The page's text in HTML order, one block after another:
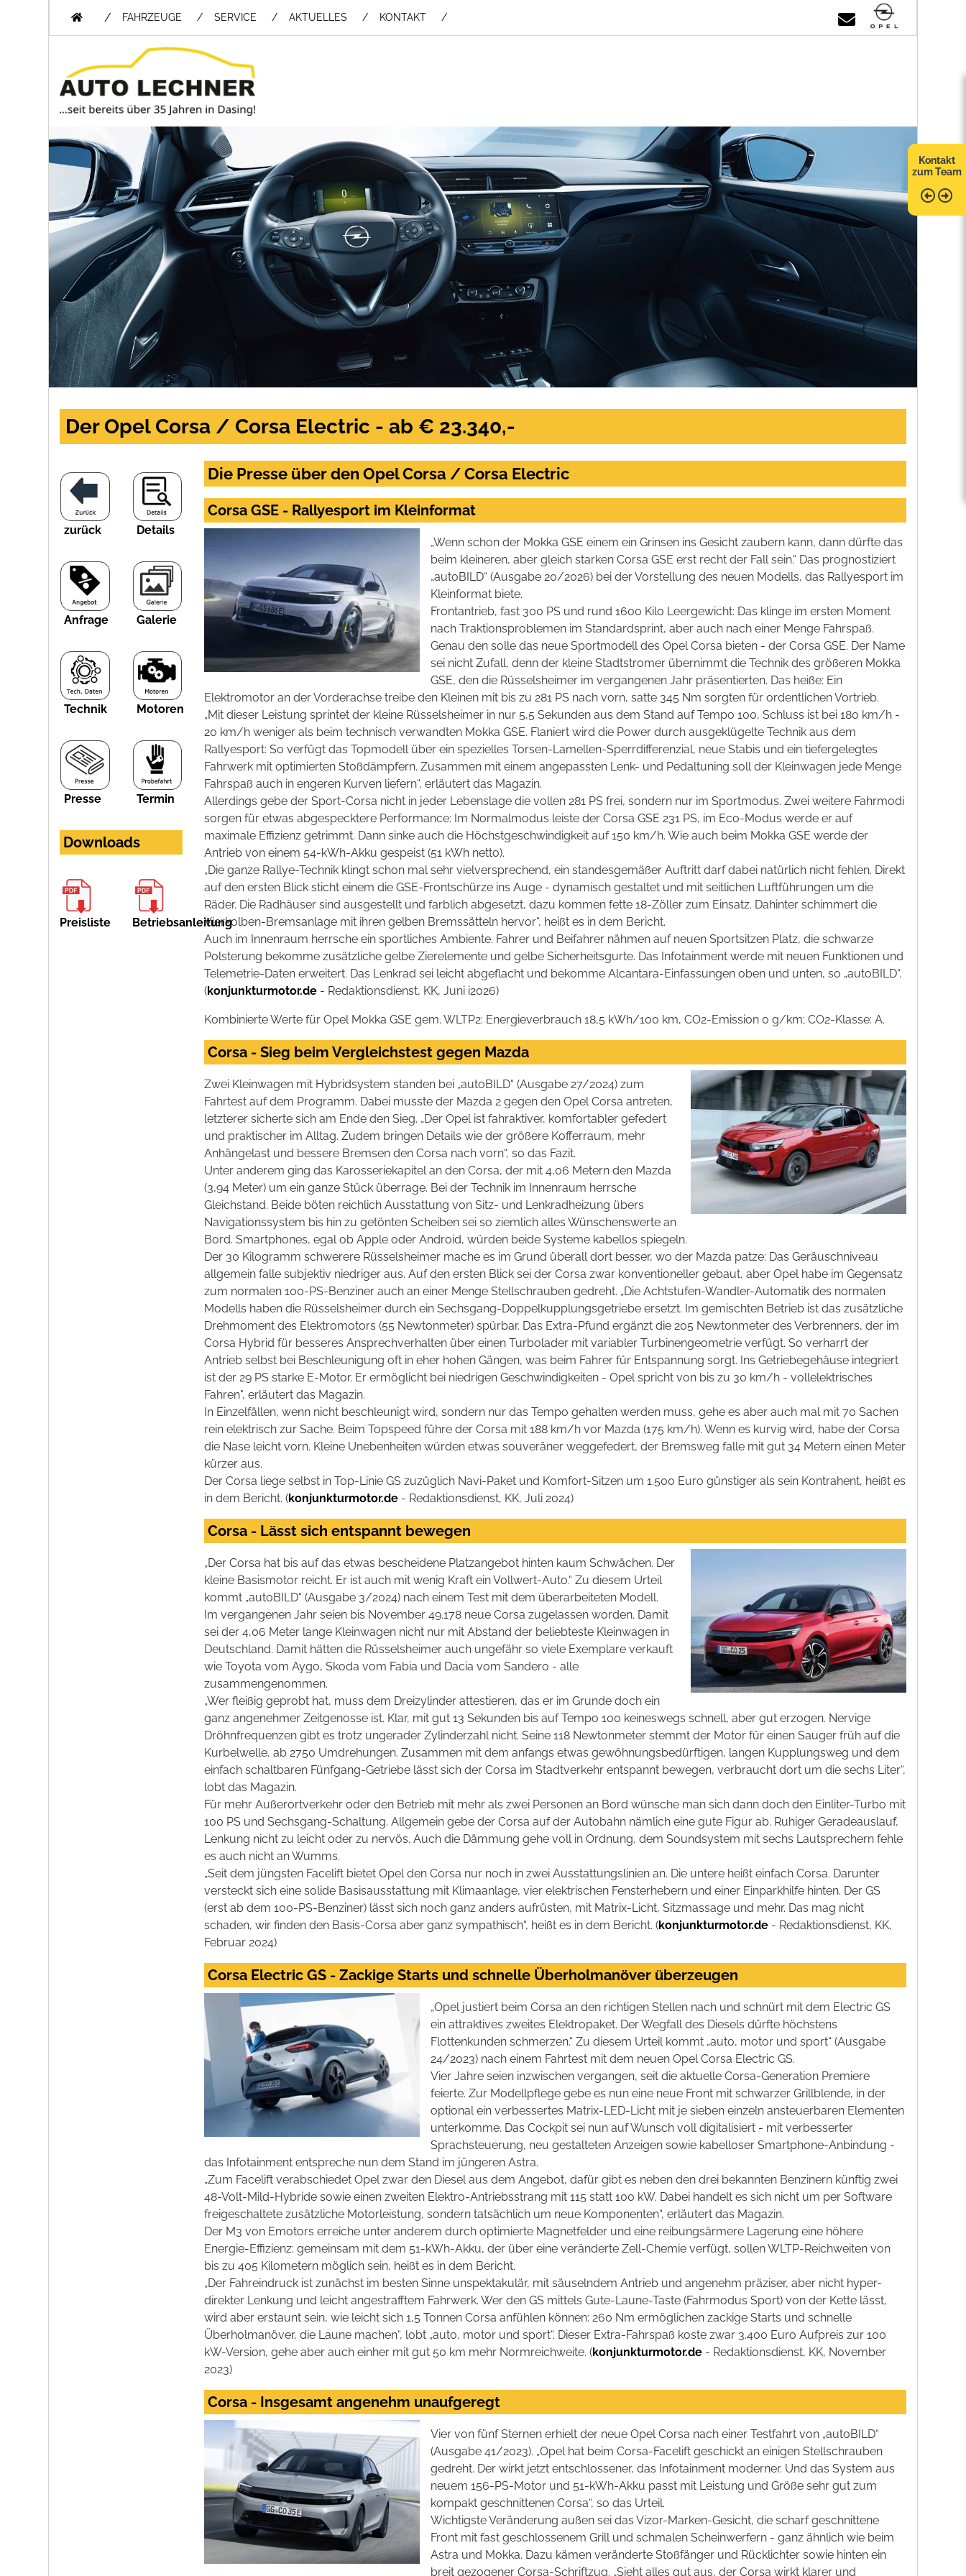
/ FAHRZEUGE SERVICE AKTUELLES KONTAKT
Kontakt
zum Team
Der Opel Corsa / Corsa Electric - ab € 23.340,-
zurück Details
Anfrage Galerie
Technik Motoren
Presse Termin
Downloads
Preisliste Betriebsanleitung
Die Presse über den Opel Corsa / Corsa Electric
Corsa GSE - Rallyesport im Kleinformat
„Wenn schon der Mokka GSE einem ein Grinsen ins Gesicht zaubern kann, dann dürfte das
beim kleineren, aber gleich starken Corsa GSE erst recht der Fall sein.“ Das prognostiziert
„autoBILD“ (Ausgabe 20/2026) bei der Vorstellung des neuen Modells, das Rallyesport im
Kleinformat biete.
Frontantrieb, fast 300 PS und rund 1600 Kilo Leergewicht: Das klinge im ersten Moment
nach Traktionsproblemen im Standardsprint, aber auch nach einer Menge Fahrspaß.
Genau den solle das neue Sportmodell des Opel Corsa bieten - der Corsa GSE. Der Name
sei nicht Zufall, denn der kleine Stadtstromer übernimmt die Technik des größeren Mokka
GSE, den die Rüsselsheimer im vergangenen Jahr präsentierten. Das heiße: Ein
Elektromotor an der Vorderachse treibe den Kleinen mit bis zu 281 PS nach vorn, satte 345 Nm sorgten für ordentlichen Vortrieb.
„Mit dieser Leistung sprintet der kleine Rüsselsheimer in nur 5,5 Sekunden aus dem Stand auf Tempo 100, Schluss ist bei 180 km/h -
20 km/h weniger als beim technisch verwandten Mokka GSE. Flaniert wird die Power durch ausgeklügelte Technik aus dem
Rallyesport: So verfügt das Topmodell über ein spezielles Torsen-Lamellen-Sperrdifferenzial, neue Stabis und ein tiefergelegtes
Fahrwerk mit optimierten Stoßdämpfern. Zusammen mit einem angepassten Lenk- und Pedaltuning soll der Kleinwagen jede Menge
Fahrspaß auch in engeren Kurven liefern“, erläutert das Magazin.
Allerdings gebe der Sport-Corsa nicht in jeder Lebenslage die vollen 281 PS frei, sondern nur im Sportmodus. Zwei weitere Fahrmodi
sorgen für etwas abgespecktere Performance: Im Normalmodus leiste der Corsa GSE 231 PS, im Eco-Modus werde er auf
maximale Effizienz getrimmt. Dann sinke auch die Höchstgeschwindigkeit auf 150 km/h. Wie auch beim Mokka GSE werde der
Antrieb von einem 54-kWh-Akku gespeist (51 kWh netto).
„Die ganze Rallye-Technik klingt schon mal sehr vielversprechend, ein standesgemäßer Auftritt darf dabei natürlich nicht fehlen. Direkt
auf den ersten Blick sticht einem die GSE-Frontschürze ins Auge - dynamisch gestaltet und mit seitlichen Luftführungen um die
Räder. Die Radhäuser sind ausgestellt und farblich abgesetzt, dazu kommen fette 18-Zöller zum Einsatz. Dahinter schimmert die
Vierkolben-Bremsanlage mit ihren gelben Bremssätteln hervor“, heißt es in dem Bericht.
Auch im Innenraum herrsche ein sportliches Ambiente. Fahrer und Beifahrer nähmen auf neuen Sportsitzen Platz, die schwarze
Polsterung bekomme zusätzliche gelbe Zierelemente und gelbe Sicherheitsgurte. Das Infotainment werde mit neuen Funktionen und
Telemetrie-Daten erweitert. Das Lenkrad sei leicht abgeflacht und bekomme Alcantara-Einfassungen oben und unten, so „autoBILD“.
(konjunkturmotor.de - Redaktionsdienst, KK, Juni i2026)
Kombinierte Werte für Opel Mokka GSE gem. WLTP2: Energieverbrauch 18,5 kWh/100 km, CO2-Emission 0 g/km; CO2-Klasse: A.
Corsa - Sieg beim Vergleichstest gegen Mazda
Zwei Kleinwagen mit Hybridsystem standen bei „autoBILD“ (Ausgabe 27/2024) zum
Fahrtest auf dem Programm. Dabei musste der Mazda 2 gegen den Opel Corsa antreten,
letzterer sicherte sich am Ende den Sieg. „Der Opel ist fahraktiver, komfortabler gefedert
und praktischer im Alltag. Zudem bringen Details wie der größere Kofferraum, mehr
Anhängelast und bessere Bremsen den Corsa nach vorn“, so das Fazit.
Unter anderem ging das Karosseriekapitel an den Corsa, der mit 4,06 Metern den Mazda
(3,94 Meter) um ein ganze Stück überrage. Bei der Technik im Innenraum herrsche
Gleichstand. Beide böten reichlich Ausstattung von Sitz- und Lenkradheizung übers
Navigationssystem bis hin zu getönten Scheiben sei so ziemlich alles Wünschenswerte an
Bord. Smartphones, egal ob Apple oder Android, würden beide Systeme kabellos spiegeln.
Der 30 Kilogramm schwerere Rüsselsheimer mache es im Grund überall dort besser, wo der Mazda patze: Das Geräuschniveau
allgemein falle subjektiv niedriger aus. Auf den ersten Blick sei der Corsa zwar konventioneller gebaut, aber Opel habe im Gegensatz
zum normalen 100-PS-Benziner auch an einer Menge Stellschrauben gedreht. „Die Achtstufen-Wandler-Automatik des normalen
Modells haben die Rüsselsheimer durch ein Sechsgang-Doppelkupplungsgetriebe ersetzt. Im gemischten Betrieb ist das zusätzliche
Drehmoment des Elektromotors (55 Newtonmeter) spürbar. Das Extra-Pfund ergänzt die 205 Newtonmeter des Verbrenners, der im
Corsa Hybrid für besseres Ansprechverhalten über einen Turbolader mit variabler Turbinengeometrie verfügt. So verharrt der
Antrieb selbst bei Beschleunigung oft in eher hohen Gängen, was beim Fahrer für Entspannung sorgt. Ins Getriebegehäuse integriert
ist der 29 PS starke E-Motor. Er ermöglicht bei niedrigen Geschwindigkeiten - Opel spricht von bis zu 30 km/h - vollelektrisches
Fahren", erläutert das Magazin.
In Einzelfällen, wenn nicht beschleunigt wird, sondern nur das Tempo gehalten werden muss, gehe es aber auch mal mit 70 Sachen
rein elektrisch zur Sache. Beim Topspeed führe der Corsa mit 188 km/h vor Mazda (175 km/h). Wenn es kurvig wird, habe der Corsa
die Nase leicht vorn. Kleine Unebenheiten würden etwas souveräner weggefedert, der Bremsweg falle mit gut 34 Metern einen Meter
kürzer aus.
Der Corsa liege selbst in Top-Linie GS zuzüglich Navi-Paket und Komfort-Sitzen um 1.500 Euro günstiger als sein Kontrahent, heißt es
in dem Bericht. (konjunkturmotor.de - Redaktionsdienst, KK, Juli 2024)
Corsa - Lässt sich entspannt bewegen
„Der Corsa hat bis auf das etwas bescheidene Platzangebot hinten kaum Schwächen. Der
kleine Basismotor reicht. Er ist auch mit wenig Kraft ein Vollwert-Auto.“ Zu diesem Urteil
kommt „autoBILD“ (Ausgabe 3/2024) nach einem Test mit dem überarbeiteten Modell.
Im vergangenen Jahr seien bis November 49.178 neue Corsa zugelassen worden. Damit
sei der 4,06 Meter lange Kleinwagen nicht nur mit Abstand der beliebteste Kleinwagen in
Deutschland. Damit hätten die Rüsselsheimer auch ungefähr so viele Exemplare verkauft
wie Toyota vom Aygo, Skoda vom Fabia und Dacia vom Sandero - alle
zusammengenommen.
„Wer fleißig geprobt hat, muss dem Dreizylinder attestieren, das er im Grunde doch ein
ganz angenehmer Zeitgenosse ist. Klar, mit gut 13 Sekunden bis auf Tempo 100 keineswegs schnell, aber gut erzogen. Nervige
Dröhnfrequenzen gibt es trotz ungerader Zylinderzahl nicht. Seine 118 Newtonmeter stemmt der Motor für einen Sauger früh auf die
Kurbelwelle, ab 2750 Umdrehungen. Zusammen mit dem anfangs etwas gewöhnungsbedürftigen, langen Kupplungsweg und dem
einfach schaltbaren Fünfgang-Getriebe lässt sich der Corsa im Stadtverkehr entspannt bewegen, verbraucht dort um die sechs Liter“,
lobt das Magazin.
Für mehr Außerortverkehr oder den Betrieb mit mehr als zwei Personen an Bord wünsche man sich dann doch den Einliter-Turbo mit
100 PS und Sechsgang-Schaltung. Allgemein gebe der Corsa auf der Autobahn nämlich eine gute Figur ab. Ruhiger Geradeauslauf,
Lenkung nicht zu leicht oder zu nervös. Auch die Dämmung gehe voll in Ordnung, dem Soundsystem mit sechs Lautsprechern fehle
es auch nicht an Wumms.
„Seit dem jüngsten Facelift bietet Opel den Corsa nur noch in zwei Ausstattungslinien an. Die untere heißt einfach Corsa. Darunter
versteckt sich eine solide Basisausstattung mit Klimaanlage, vier elektrischen Fensterhebern und einer Einparkhilfe hinten. Der GS
(erst ab dem 100-PS-Benziner) lässt sich noch ganz anders aufrüsten, mit Matrix-Licht, Sitzmassage und mehr. Das mag nicht
schaden, wir finden den Basis-Corsa aber ganz sympathisch“, heißt es in dem Bericht. (konjunkturmotor.de - Redaktionsdienst, KK,
Februar 2024)
Corsa Electric GS - Zackige Starts und schnelle Überholmanöver überzeugen
„Opel justiert beim Corsa an den richtigen Stellen nach und schnürt mit dem Electric GS
ein attraktives zweites Elektropaket. Der Wegfall des Diesels dürfte höchstens
Flottenkunden schmerzen.“ Zu diesem Urteil kommt „auto, motor und sport“ (Ausgabe
24/2023) nach einem Fahrtest mit dem neuen Opel Corsa Electric GS.
Vier Jahre seien inzwischen vergangen, seit die aktuelle Corsa-Generation Premiere
feierte. Zur Modellpflege gebe es nun eine neue Front mit schwarzer Grillblende, in der
optional ein verbessertes Matrix-LED-Licht mit je sieben einzeln ansteuerbaren Elementen
unterkomme. Das Cockpit sei nun auf Wunsch voll digitalisiert - mit verbesserter
Sprachsteuerung, neu gestalteten Anzeigen sowie kabelloser Smartphone-Anbindung -
das Infotainment entspreche nun dem Stand im jüngeren Astra.
„Zum Facelift verabschiedet Opel zwar den Diesel aus dem Angebot, dafür gibt es neben den drei bekannten Benzinern künftig zwei
48-Volt-Mild-Hybride sowie einen zweiten Elektro-Antriebsstrang mit 115 statt 100 kW. Dabei handelt es sich nicht um per Software
freigeschaltete zusätzliche Motorleistung, sondern tatsächlich um neue Komponenten“, erläutert das Magazin.
Der M3 von Emotors erreiche unter anderem durch optimierte Magnetfelder und eine reibungsärmere Lagerung eine höhere
Energie-Effizienz: gemeinsam mit dem 51-kWh-Akku, der über eine veränderte Zell-Chemie verfügt, sollen WLTP-Reichweiten von
bis zu 405 Kilometern möglich sein, heißt es in dem Bericht.
„Der Fahreindruck ist zunächst im besten Sinne unspektakulär, mit säuselndem Antrieb und angenehm präziser, aber nicht hyper-
direkter Lenkung und leicht angestrafftem Fahrwerk. Wer den GS mittels Gute-Laune-Taste (Fahrmodus Sport) von der Kette lässt,
wird aber erstaunt sein, wie leicht sich 1,5 Tonnen Corsa anfühlen können: 260 Nm ermöglichen zackige Starts und schnelle
Überholmanöver, die Laune machen“, lobt „auto, motor und sport“. Dieser Extra-Fahrspaß koste zwar 3.400 Euro Aufpreis zur 100
kW-Version, gehe aber auch einher mit gut 50 km mehr Normreichweite. (konjunkturmotor.de - Redaktionsdienst, KK, November
2023)
Corsa - Insgesamt angenehm unaufgeregt
Vier von fünf Sternen erhielt der neue Opel Corsa nach einer Testfahrt von „autoBILD“
(Ausgabe 41/2023). „Opel hat beim Corsa-Facelift geschickt an einigen Stellschrauben
gedreht. Der wirkt jetzt entschlossener, das Infotainment moderner. Und das System aus
neuem 156-PS-Motor und 51-kWh-Akku passt mit Leistung und Größe sehr gut zum
kompakt geschnittenen Corsa“, so das Urteil.
Wichtigste Veränderung außen sei das Vizor-Marken-Gesicht, die scharf geschnittene
Front mit fast geschlossenem Grill und schmalen Scheinwerfern - ganz ähnlich wie beim
Astra und Mokka. Dazu kämen veränderte Stoßfänger und Rücklichter sowie hinten ein
breit gezogener Corsa-Schriftzug. „Sieht alles gut aus, der Corsa wirkt klarer und